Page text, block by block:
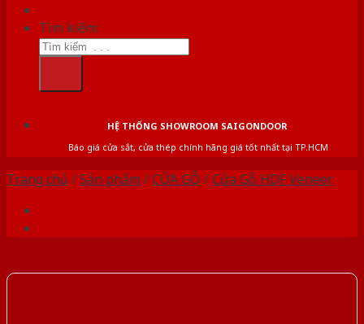
Tìm kiếm:
HỆ THỐNG SHOWROOM SAIGONDOOR
Báo giá cửa sắt, cửa thép chính hãng giá tốt nhất tại TP.HCM
Trang chủ /Sản phẩm /CỬA GỖ /Cửa Gỗ HDF Veneer